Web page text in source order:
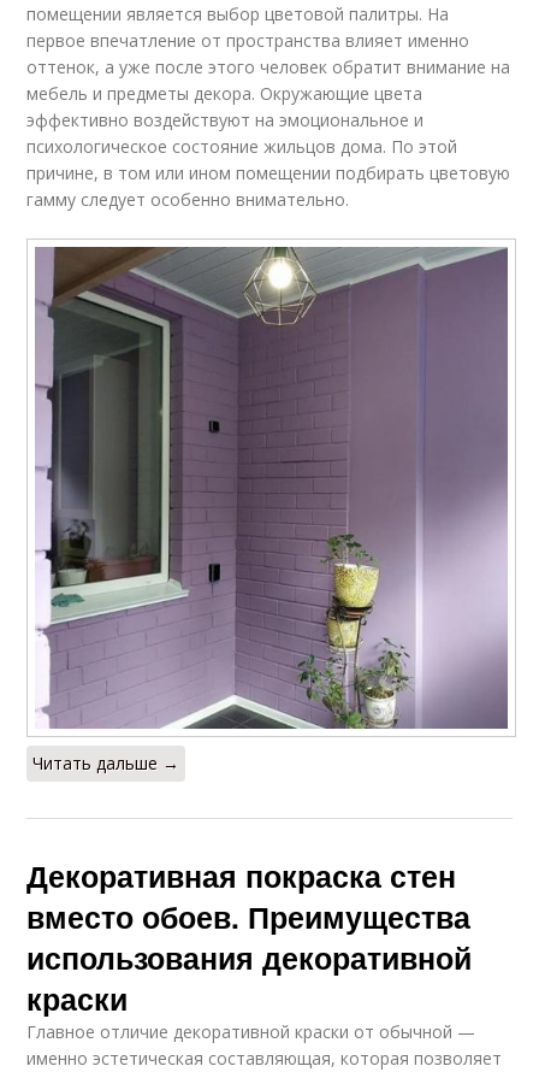
помещении является выбор цветовой палитры. На
первое впечатление от пространства влияет именно
оттенок, а уже после этого человек обратит внимание на
мебель и предметы декора. Окружающие цвета
эффективно воздействуют на эмоциональное и
психологическое состояние жильцов дома. По этой
причине, в том или ином помещении подбирать цветовую
гамму следует особенно внимательно.
Читать дальше →
Декоративная покраска стен
вместо обоев. Преимущества
использования декоративной
краски
Главное отличие декоративной краски от обычной —
именно эстетическая составляющая, которая позволяет